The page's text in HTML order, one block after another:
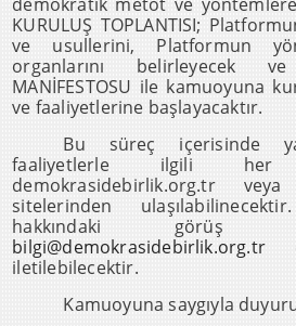
KURULUŞ TOPLANTISI;
ve usullerini, Platformun
organlarını belirleyecek
MANİFESTOSU ile kamuoyuna
ve faaliyetlerine başlayacaktır.
Bu süreç içerisinde
faaliyetlerle ilgili
demokrasidebirlik.org.tr veya
sitelerinden
hakkındaki görüş
bilgi@demokrasidebirlik.org.tr
iletilebilecektir.
Kamuoyuna saygıyla